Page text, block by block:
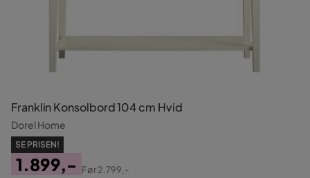
Franklin Konsolbord 104 cm Hvid
Dorel Home
SE PRISEN!
1.899,-
Før2.799,-